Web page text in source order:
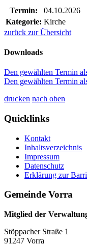
Termin:
04.10.2026
Kategorie: Kirche
zurück zur Übersicht
Downloads
Den gewählten Termin
Den gewählten Termin
drucken nach oben
Quicklinks
Kontakt
Inhaltsverzeichnis
Impressum
Datenschutz
Erklärung zur
Gemeinde Vorra
Mitglied der
Stöppacher Straße 1
91247 Vorra